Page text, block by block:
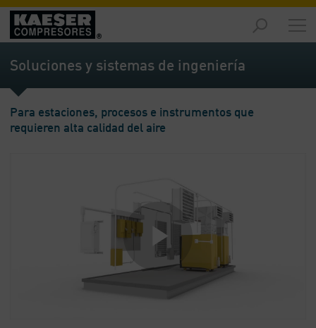
Productos
y
soluciones
-
Servicios
Soluciones y sistemas de ingeniería
Para estaciones, procesos e instrumentos que
requieren alta calidad del aire